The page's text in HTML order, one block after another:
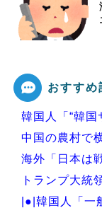
おすすめ
韓国人「“韓国
中国の農村で
海外「日本は
トランプ大統
|●|韓国人「一